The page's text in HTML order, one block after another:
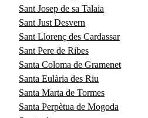
Sant Josep de sa Talaia
Sant Just Desvern
Sant Llorenç des Cardassar
Sant Pere de Ribes
Santa Coloma de Gramenet
Santa Eulària des Riu
Santa Marta de Tormes
Santa Perpètua de Mogoda